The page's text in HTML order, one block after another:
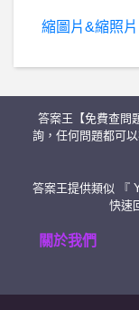
縮圖片&縮照片
答案王【免費查問
詢，任何問題都可
答案王提供類似 『
快速
關於我們